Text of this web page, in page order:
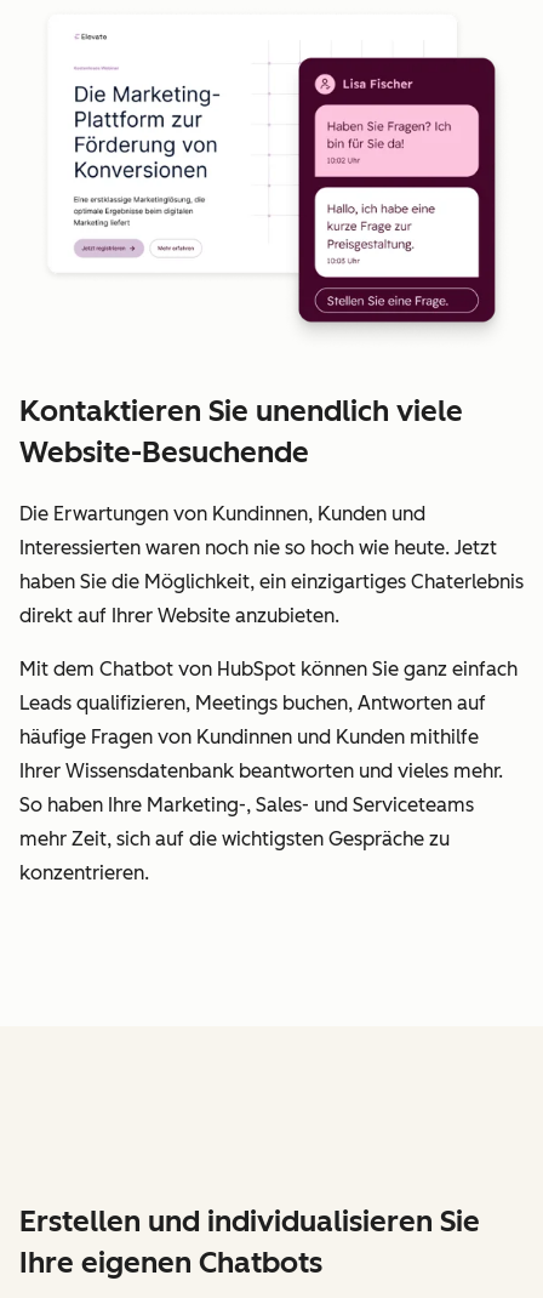
Kontaktieren Sie unendlich viele
Website-Besuchende
Die Erwartungen von Kundinnen, Kunden und
Interessierten waren noch nie so hoch wie heute. Jetzt
haben Sie die Möglichkeit, ein einzigartiges Chaterlebnis
direkt auf Ihrer Website anzubieten.
Mit dem Chatbot von HubSpot können Sie ganz einfach
Leads qualifizieren, Meetings buchen, Antworten auf
häufige Fragen von Kundinnen und Kunden mithilfe
Ihrer Wissensdatenbank beantworten und vieles mehr.
So haben Ihre Marketing-, Sales- und Serviceteams
mehr Zeit, sich auf die wichtigsten Gespräche zu
konzentrieren.
Erstellen und individualisieren Sie
Ihre eigenen Chatbots